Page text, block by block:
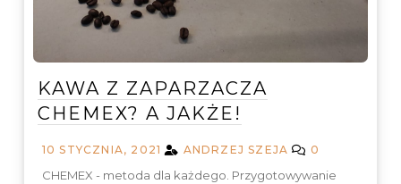
KAWA Z ZAPARZACZA
CHEMEX? A JAKŻE!
10 STYCZNIA, 2021 ANDRZEJ SZEJA 0
CHEMEX - metoda dla każdego. Przygotowywanie